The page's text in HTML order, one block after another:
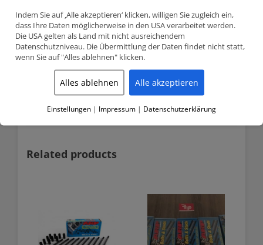
Information:
ARP sind ein Hersteller von Verbindungselementen (Bolzen und
Stehbolzen) im Motoren und Antriebsstränge, die von OEM-
ARP ist weltweit führend in der Befestigungstechnik.
Related products
Indem Sie auf ‚Alle akzeptieren‘ klicken, willigen Sie zugleich ein,
dass Ihre Daten möglicherweise in den USA verarbeitet werden.
Die USA gelten als Land mit nicht ausreichendem
Datenschutzniveau. Die Übermittlung der Daten findet nicht statt,
wenn Sie auf "Alles ablehnen" klicken.
Alles ablehnen Alle akzeptieren
Einstellungen | Impressum | Datenschutzerklärung